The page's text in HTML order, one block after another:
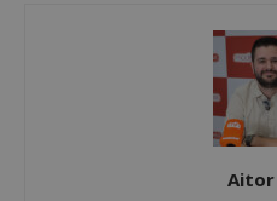
Aitor
Las cookies
funcionalidad principal
inicio de sesión de
El sitio web no se puede
las cookies estrictamente